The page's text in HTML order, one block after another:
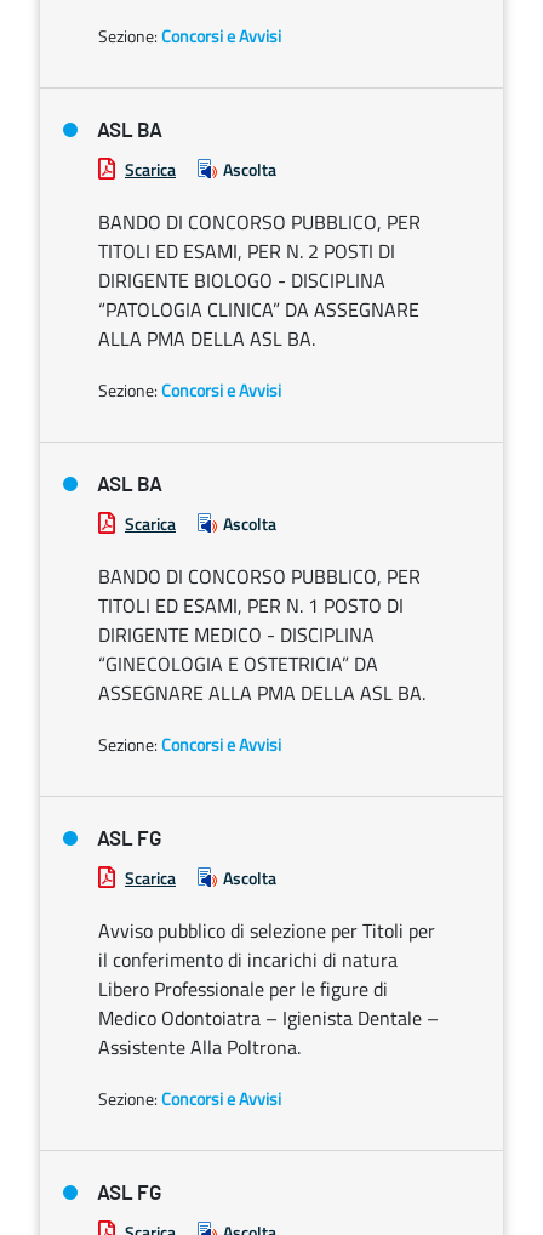
Sezione:Concorsi e Avvisi
ASL BA
Scarica Ascolta
BANDO DI CONCORSO PUBBLICO, PER
TITOLI ED ESAMI, PER N. 2 POSTI DI
DIRIGENTE BIOLOGO - DISCIPLINA
“PATOLOGIA CLINICA” DA ASSEGNARE
ALLA PMA DELLA ASL BA.
Sezione:Concorsi e Avvisi
ASL BA
Scarica Ascolta
BANDO DI CONCORSO PUBBLICO, PER
TITOLI ED ESAMI, PER N. 1 POSTO DI
DIRIGENTE MEDICO - DISCIPLINA
“GINECOLOGIA E OSTETRICIA” DA
ASSEGNARE ALLA PMA DELLA ASL BA.
Sezione:Concorsi e Avvisi
ASL FG
Scarica Ascolta
Avviso pubblico di selezione per Titoli per
il conferimento di incarichi di natura
Libero Professionale per le figure di
Medico Odontoiatra – Igienista Dentale –
Assistente Alla Poltrona.
Sezione:Concorsi e Avvisi
ASL FG